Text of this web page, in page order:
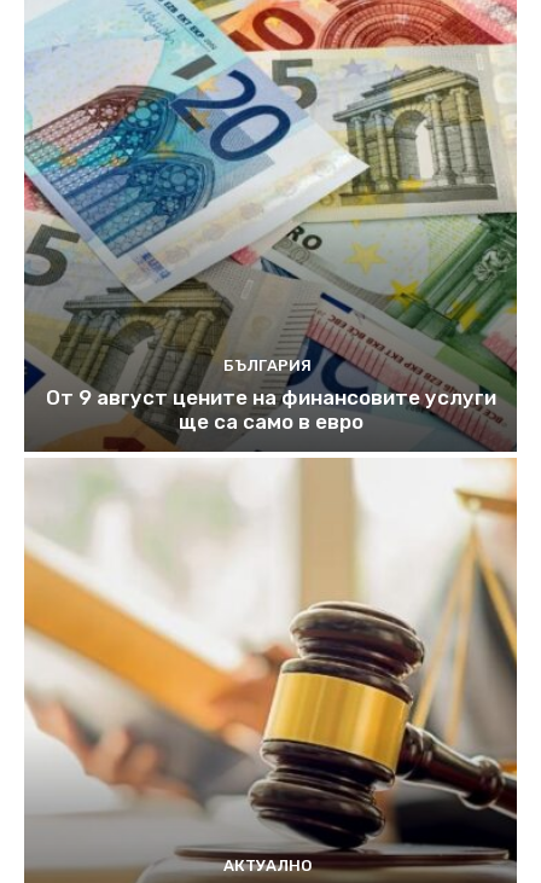
БЪЛГАРИЯ
От 9 август цените на финансовите услуги
ще са само в евро
АКТУАЛНО